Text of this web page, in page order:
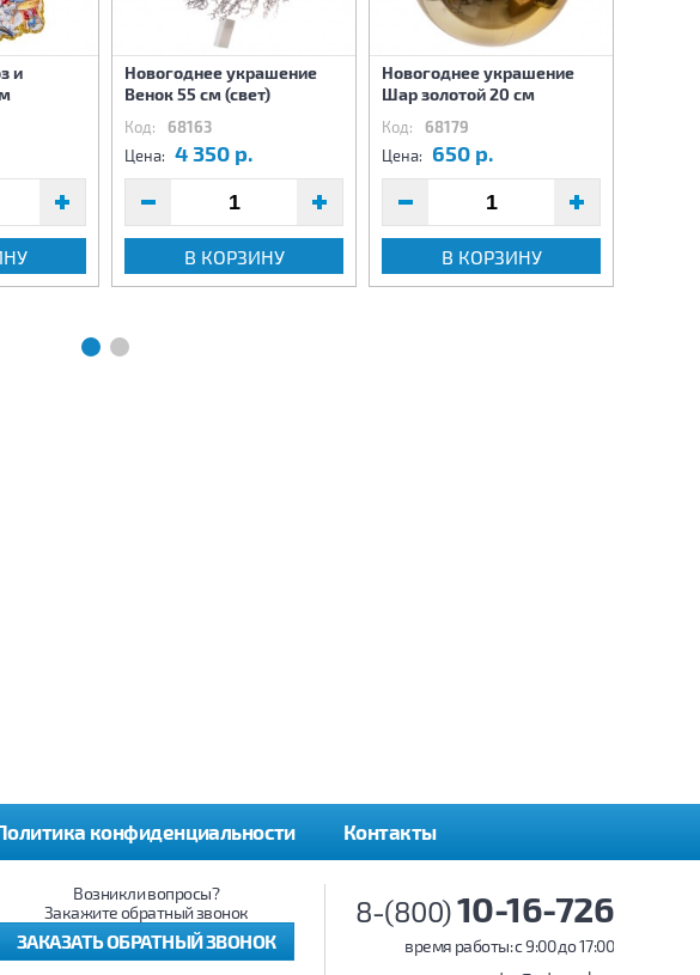
и
Новогоднее украшение
Венок 55 см (свет)
Код: 68163
Цена: 4 350 р.
В КОРЗИНУ
Новогоднее украшение
Шар золотой 20 см
Код: 68179
Цена: 650 р.
В КОРЗИНУ
конфиденциальности Контакты
8-(800)10-16-726
время работы: c 9:00 до 17:00
Возникли вопросы?
Закажите обратный звонок
ЗАКАЗАТЬ ОБРАТНЫЙ ЗВОНОК